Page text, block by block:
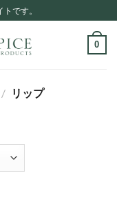
です。
0
/ リップ